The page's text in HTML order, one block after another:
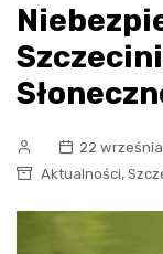
22
Aktualności,